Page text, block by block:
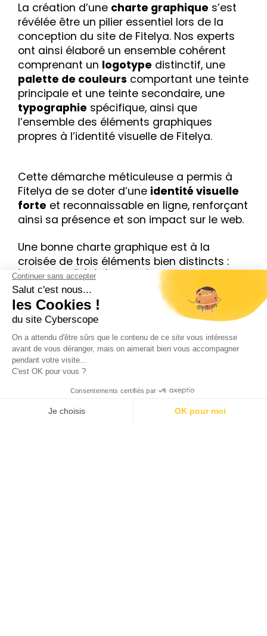
La création d’une charte graphique s’est
révélée être un pilier essentiel lors de la
conception du site de Fitelya. Nos experts
ont ainsi élaboré un ensemble cohérent
comprenant un logotype distinctif, une
palette de couleurs comportant une teinte
principale et une teinte secondaire, une
typographie spécifique, ainsi que
l’ensemble des éléments graphiques
propres à l’identité visuelle de Fitelya.
Cette démarche méticuleuse a permis à
Fitelya de se doter d’une identité visuelle
forte et reconnaissable en ligne, renforçant
ainsi sa présence et son impact sur le web.
Une bonne charte graphique est à la
croisée de trois éléments bien distincts :
la personnalité de l’entreprise ;
les objectifs qu’elle souhaite transmettre ;
les cibles qu’elle souhaite toucher.
nos réalisations
Réalisation suivante
SDIS 79